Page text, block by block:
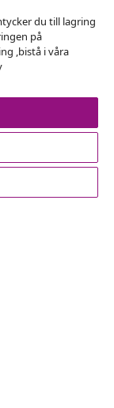
du till lagring
på
,bistå i våra